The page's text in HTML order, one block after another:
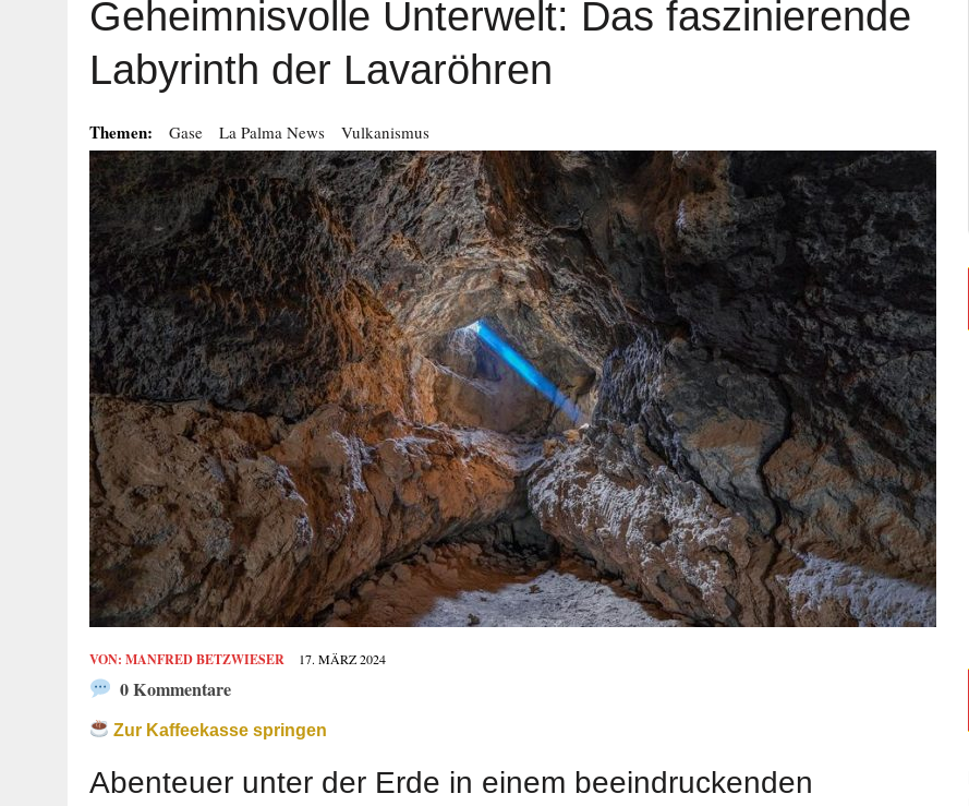
Geheimnisvolle Unterwelt: Das faszinierende
Labyrinth der Lavaröhren
Themen: Gase La Palma News Vulkanismus
VON: MANFRED BETZWIESER 17. MÄRZ 2024
0 Kommentare
Zur Kaffeekasse springen
Abenteuer unter der Erde in einem beeindruckenden